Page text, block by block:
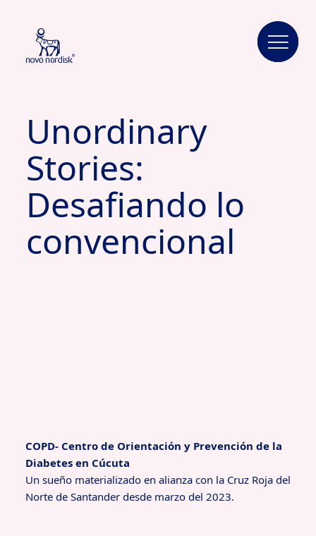
Unordinary
Stories:
Desafiando lo
convencional
COPD- Centro de Orientación y Prevención de la
Diabetes en Cúcuta
Un sueño materializado en alianza con la Cruz Roja del
Norte de Santander desde marzo del 2023.